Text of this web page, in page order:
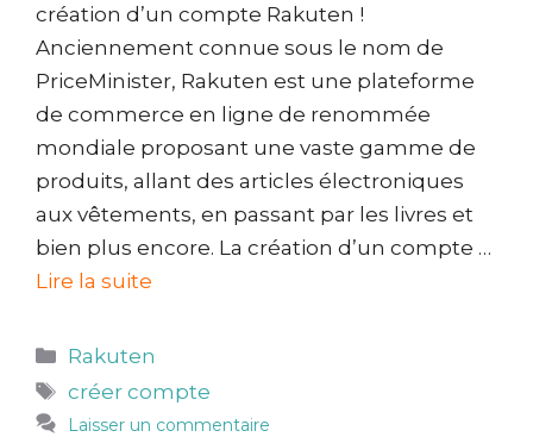
création d’un compte Rakuten !
Anciennement connue sous le nom de
PriceMinister, Rakuten est une plateforme
de commerce en ligne de renommée
mondiale proposant une vaste gamme de
produits, allant des articles électroniques
aux vêtements, en passant par les livres et
bien plus encore. La création d’un compte …
Lire la suite
Catégories
Rakuten
Étiquettes
créer compte
Laisser un commentaire